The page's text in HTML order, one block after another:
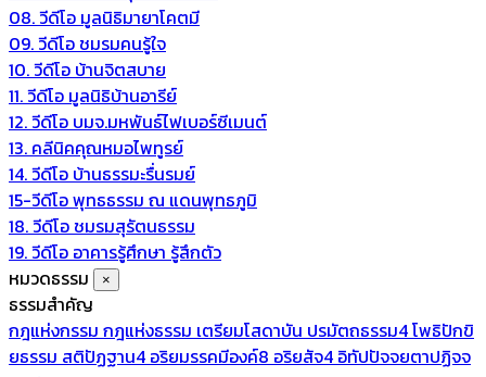
08. วีดีโอ มูลนิธิมายาโคตมี
09. วีดีโอ ชมรมคนรู้ใจ
10. วีดีโอ บ้านจิตสบาย
11. วีดีโอ มูลนิธิบ้านอารีย์
12. วีดีโอ บมจ.มหพันธ์ไฟเบอร์ซีเมนต์
13. คลีนิคคุณหมอไพทูรย์
14. วีดีโอ บ้านธรรมะรื่นรมย์
15-วีดีโอ พุทธธรรม ณ แดนพุทธภูมิ
18. วีดีโอ ชมรมสุรัตนธรรม
19. วีดีโอ อาคารรู้ศึกษา รู้สึกตัว
หมวดธรรม
×
ธรรมสำคัญ
กฎแห่งกรรม กฎแห่งธรรม เตรียมโสดาบัน ปรมัตถธรรม4โพธิปักขิ
ยธรรม สติปัฏฐาน4 อริยมรรคมีองค์8 อริยสัจ4 อิทัปปัจจยตาปฏิจจ